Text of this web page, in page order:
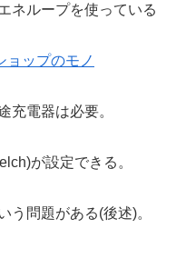
ネループを使っている
ョップのモノ
充電器は必要。
が設定できる。
う問題がある(後述)。